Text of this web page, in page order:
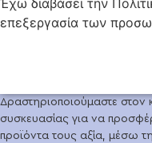
Έχω διαβάσει την
επεξεργασία των
Δραστηριοποιούμαστε
συσκευασίας για να
προϊόντα τους αξία, μέσω